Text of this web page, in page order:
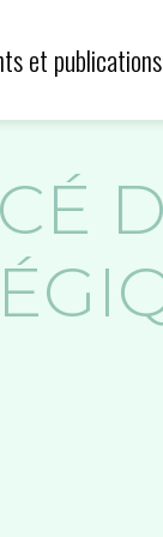
et publications
utiles